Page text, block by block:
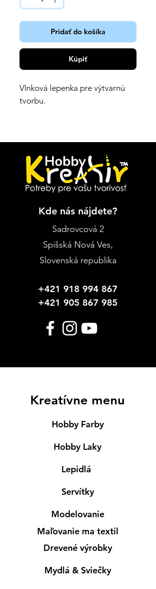
Pridať do košíka
Kúpiť
Vlnková lepenka pre výtvarnú
tvorbu.
Kde nás nájdete?
Sadrovcová 2
Spišská Nová Ves,
Slovenská republika
+421 918 994 867
+421 905 867 985
Kreatívne menu
Hobby Farby
Hobby Laky
Lepidlá
Servítky
Modelovanie
Maľovanie ma textil
Drevené výrobky
Mydlá & Sviečky